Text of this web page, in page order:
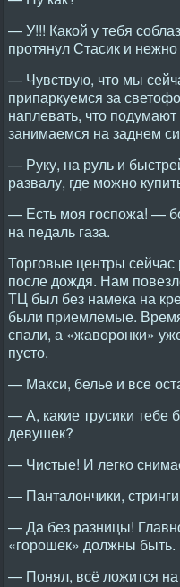
— У!!! Какой у тебя
протянул Стасик и
— Чувствую, что мы
припаркуемся за
наплевать, что
занимаемся на заднем
— Руку, на руль и
развалу, где можно
— Есть моя госпожа! —
на педаль газа.
Торговые центры сейчас
после дождя. Нам
ТЦ был без намека на
были приемлемые.
спали, а «жаворонки»
пусто.
— Макси, белье и все
— А, какие трусики тебе
девушек?
— Чистые! И легко
— Панталончики,
— Да без разницы!
«горошек» должны быть.
— Понял, всё ложится на